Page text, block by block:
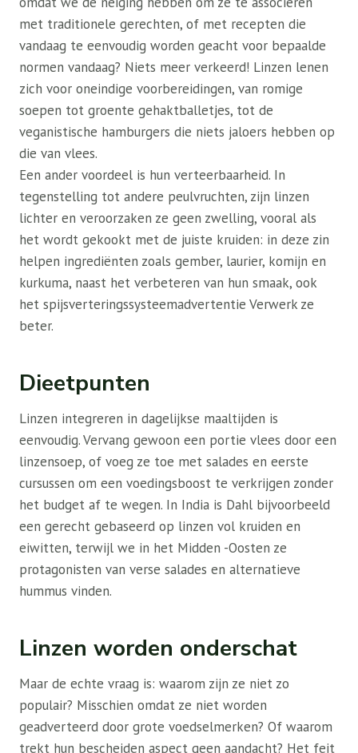
met traditionele gerechten, of met recepten die
vandaag te eenvoudig worden geacht voor bepaalde
normen vandaag? Niets meer verkeerd! Linzen lenen
zich voor oneindige voorbereidingen, van romige
soepen tot groente gehaktballetjes, tot de
veganistische hamburgers die niets jaloers hebben op
die van vlees.
Een ander voordeel is hun verteerbaarheid. In
tegenstelling tot andere peulvruchten, zijn linzen
lichter en veroorzaken ze geen zwelling, vooral als
het wordt gekookt met de juiste kruiden: in deze zin
helpen ingrediënten zoals gember, laurier, komijn en
kurkuma, naast het verbeteren van hun smaak, ook
het spijsverteringssysteemadvertentie Verwerk ze
beter.
Dieetpunten
Linzen integreren in dagelijkse maaltijden is
eenvoudig. Vervang gewoon een portie vlees door een
linzensoep, of voeg ze toe met salades en eerste
cursussen om een ​​voedingsboost te verkrijgen zonder
het budget af te wegen. In India is Dahl bijvoorbeeld
een gerecht gebaseerd op linzen vol kruiden en
eiwitten, terwijl we in het Midden -Oosten ze
protagonisten van verse salades en alternatieve
hummus vinden.
Linzen worden onderschat
Maar de echte vraag is: waarom zijn ze niet zo
populair? Misschien omdat ze niet worden
geadverteerd door grote voedselmerken? Of waarom
trekt hun bescheiden aspect geen aandacht? Het feit